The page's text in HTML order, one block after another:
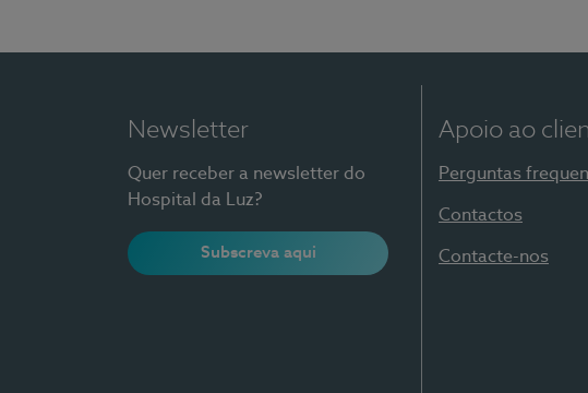
Newsletter
Quer receber a newsletter do
Hospital da Luz?
Subscreva aqui
Apoio ao
Perguntas
Contactos
Contacte-nos